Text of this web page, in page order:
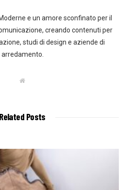
e un amore sconfinato per il
creando contenuti per
studi di design e aziende di
arredamento.
W
Related Posts